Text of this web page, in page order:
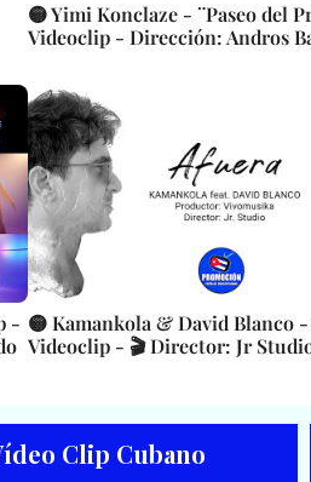
🟡 Yimi Konclaze - ¨Paseo del
Videoclip - Dirección: Andros
- 🟡 Kamankola & David Blanco -
Videoclip - 🎬 Director: Jr
Clip Cubano